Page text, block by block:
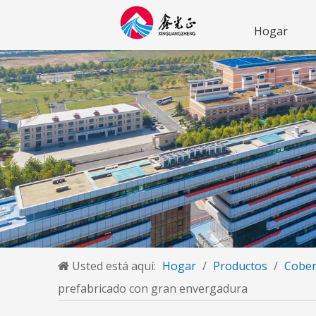
Hogar
Usted está aquí: Hogar / Productos /
prefabricado con gran envergadura